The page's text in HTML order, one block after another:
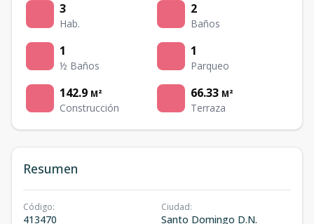
3
Hab.
2
Baños
1
½ Baños
1
Parqueo
142.9 M²
Construcción
66.33 M²
Terraza
Resumen
Código:
413470
Ciudad:
Santo Domingo D.N.